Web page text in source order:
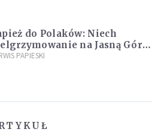
do Polaków: Niech
na Jasną Górę
wiarę i nadzieję
PAPIESKI